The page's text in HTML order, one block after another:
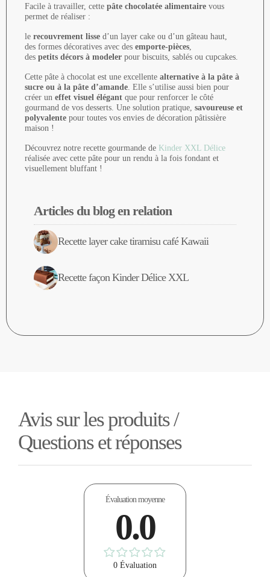
Facile à travailler, cette pâte chocolatée alimentaire vous
permet de réaliser :
le recouvrement lisse d’un layer cake ou d’un gâteau haut,
des formes décoratives avec des emporte-pièces
des petits décors à modeler pour biscuits, sablés ou cupcakes.
Cette pâte à chocolat est une excellente alternative à la pâte à
sucre ou à la pâte d’amande . Elle s’utilise aussi bien pour
créer un effet visuel élégant que pour renforcer le côté
gourmand de vos desserts. Une solution pratique, savoureuse et
polyvalente pour toutes vos envies de décoration pâtissière
maison !
Découvrez notre recette gourmande de Kinder XXL Délice
réalisée avec cette pâte pour un rendu à la fois fondant et
visuellement bluffant !
Articles du blog en relation
Recette layer cake tiramisu café Kawaii
Recette façon Kinder Délice XXL
Avis sur les produits /
Questions et réponses
Évaluation moyenne
0.0
0 Évaluation